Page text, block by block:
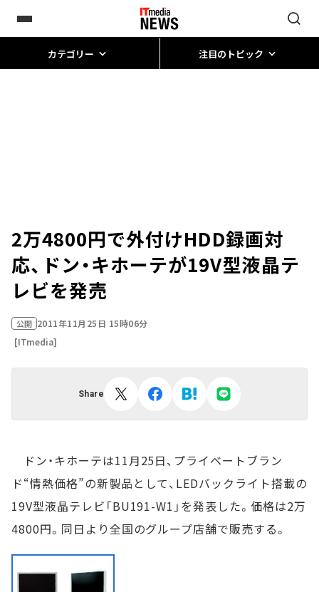
カテゴリー 注目のトピック
2万4800円で外付けHDD録画対
応、ドン・キホーテが19V型液晶テ
レビを発売
公開 2011年11月25日 15時06分
[ITmedia]
Share
ドン・キホーテは11月25日、プライベートブラン
ド“情熱価格”の新製品として、LEDバックライト搭載の
19V型液晶テレビ「BU191-W1」を発表した。価格は2万
4800円。同日より全国のグループ店舗で販売する。